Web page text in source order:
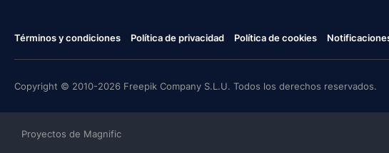
Términos y condiciones Política de privacidad Política de cookies
Copyright © 2010-2026 Freepik Company S.L.U. Todos los derechos reservados.
Proyectos de Magnific